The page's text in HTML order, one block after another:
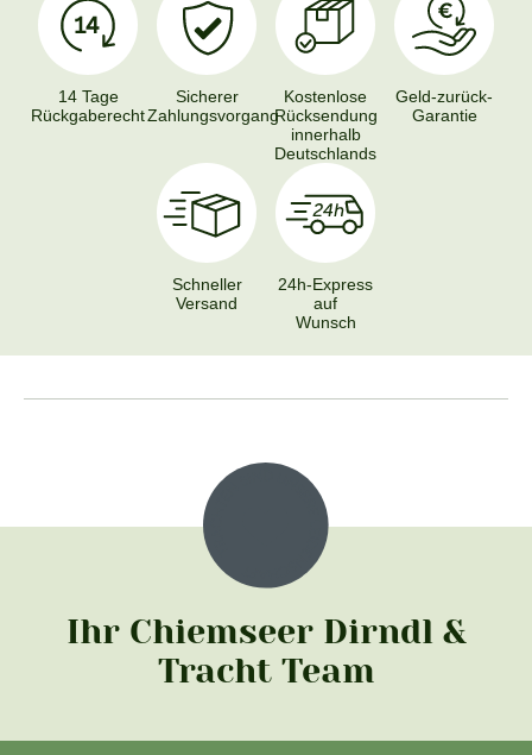
14 Tage
Rückgaberecht
Sicherer
Zahlungsvorgang
Kostenlose
Rücksendung
innerhalb
Deutschlands
Geld-zurück-
Garantie
Schneller
Versand
24h-Express
auf
Wunsch
Ihr Chiemseer Dirndl &
Tracht Team